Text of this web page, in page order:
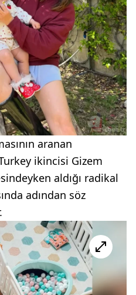
aranan
ikincisi Gizem
aldığı radikal
adından söz